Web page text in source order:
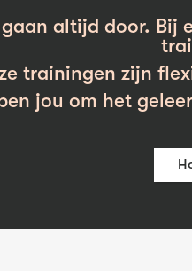
altijd door. Bij
trainingen zijn
jou om het